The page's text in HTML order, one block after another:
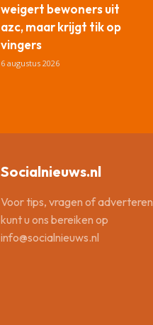
weigert bewoners uit
azc, maar krijgt tik op
vingers
6 augustus 2026
Socialnieuws.nl
Voor tips, vragen of adverteren
kunt u ons bereiken op
info@socialnieuws.nl